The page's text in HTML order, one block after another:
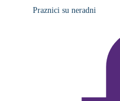
Praznici su neradni